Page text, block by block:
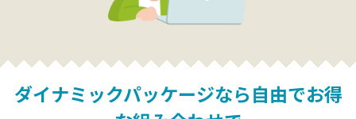
ダイナミックパッケージなら自由でお得